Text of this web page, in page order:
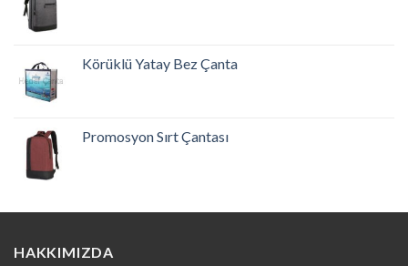
Körüklü Yatay Bez Çanta
Promosyon Sırt Çantası
HAKKIMIZDA